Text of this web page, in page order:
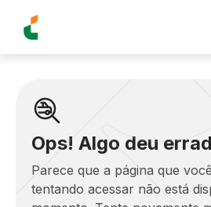
Ops! Algo deu
Parece que a página que
tentando acessar não está